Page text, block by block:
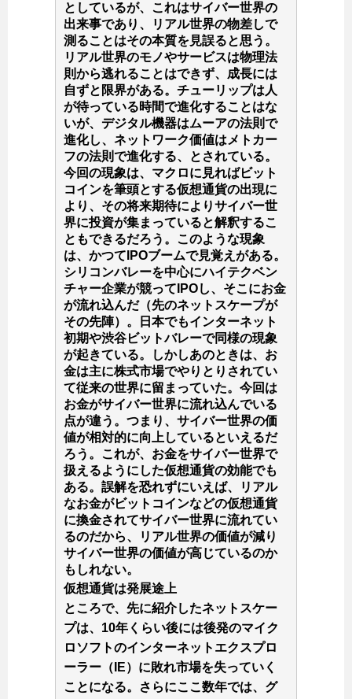
としているが、これはサイバー世界の
出来事であり、リアル世界の物差しで
測ることはその本質を見誤ると思う。
リアル世界のモノやサービスは物理法
則から逃れることはできず、成長には
自ずと限界がある。チューリップは人
が待っている時間で進化することはな
いが、デジタル機器はムーアの法則で
進化し、ネットワーク価値はメトカー
フの法則で進化する、とされている。
今回の現象は、マクロに見ればビット
コインを筆頭とする仮想通貨の出現に
より、その将来期待によりサイバー世
界に投資が集まっていると解釈するこ
ともできるだろう。このような現象
は、かつてIPOブームで見覚えがある。
シリコンバレーを中心にハイテクベン
チャー企業が競ってIPOし、そこにお金
が流れ込んだ（先のネットスケープが
その先陣）。日本でもインターネット
初期や渋谷ビットバレーで同様の現象
が起きている。しかしあのときは、お
金は主に株式市場でやりとりされてい
て従来の世界に留まっていた。今回は
お金がサイバー世界に流れ込んでいる
点が違う。つまり、サイバー世界の価
値が相対的に向上しているといえるだ
ろう。これが、お金をサイバー世界で
扱えるようにした仮想通貨の効能でも
ある。誤解を恐れずにいえば、リアル
なお金がビットコインなどの仮想通貨
に換金されてサイバー世界に流れてい
るのだから、リアル世界の価値が減り
サイバー世界の価値が高じているのか
もしれない。
仮想通貨は発展途上
ところで、先に紹介したネットスケー
プは、10年くらい後には後発のマイク
ロソフトのインターネットエクスプロ
ーラー（IE）に敗れ市場を失っていく
ことになる。さらにここ数年では、グ